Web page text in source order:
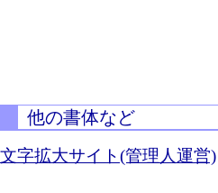
他の書体など
文字拡大サイト(管理人運営)